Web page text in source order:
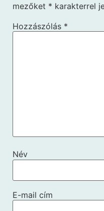
mezőket * karakterrel
Hozzászólás *
Név
E-mail cím